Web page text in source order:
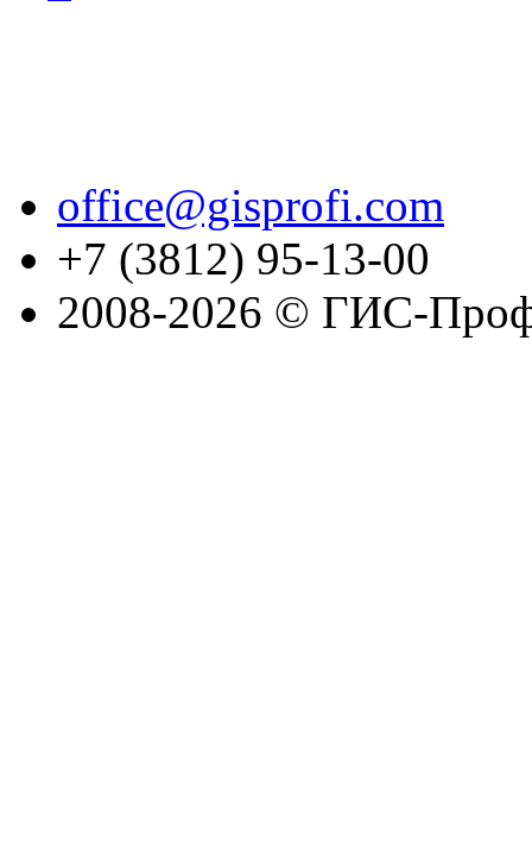
office@gisprofi.com
+7 (3812) 95-13-00
2008-2026 © ГИС-